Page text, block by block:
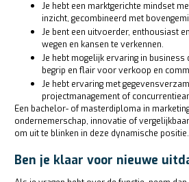
Je hebt een marktgerichte mindset
inzicht, gecombineerd met
Je bent een uitvoerder, enthousiast
wegen en kansen te verkennen.
Je hebt mogelijk ervaring in
begrip en flair voor verkoop en
Je hebt ervaring met
projectmanagement of
Een bachelor- of masterdiploma in
ondernemerschap, innovatie of
om uit te blinken in deze dynamische positie.
Ben je klaar voor nieuwe